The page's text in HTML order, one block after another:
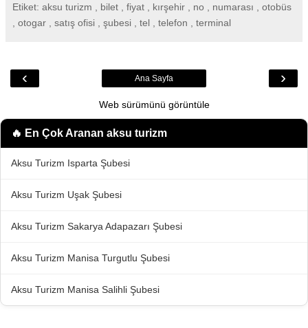
Etiket: aksu turizm , bilet , fiyat , kırşehir , no , numarası , otobüs
, otogar , satış ofisi , şubesi , tel , telefon , terminal
‹ ›
Ana Sayfa
Web sürümünü görüntüle
🔥 En Çok Aranan aksu turizm
Aksu Turizm Isparta Şubesi
Aksu Turizm Uşak Şubesi
Aksu Turizm Sakarya Adapazarı Şubesi
Aksu Turizm Manisa Turgutlu Şubesi
Aksu Turizm Manisa Salihli Şubesi